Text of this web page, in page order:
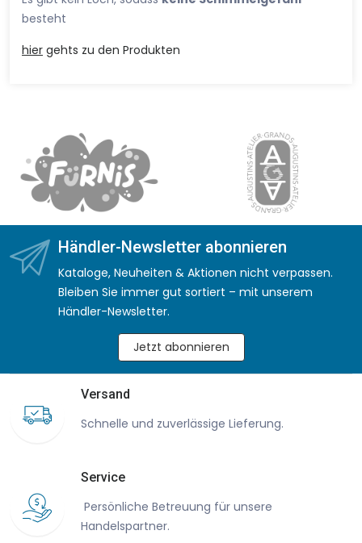
besteht
hier gehts zu den Produkten
Händler-Newsletter abonnieren
Kataloge, Neuheiten & Aktionen nicht verpassen.
Bleiben Sie immer gut sortiert – mit unserem
Händler-Newsletter.
Jetzt abonnieren
Versand
Schnelle und zuverlässige Lieferung.
Service
Persönliche Betreuung für unsere
Handelspartner.